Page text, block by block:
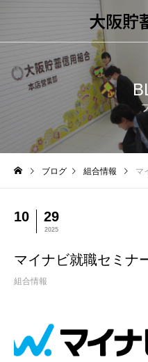
大阪貯
ブログ 組合情報 マ
10 29
2025
マイナビ就職セミナ
組合情報